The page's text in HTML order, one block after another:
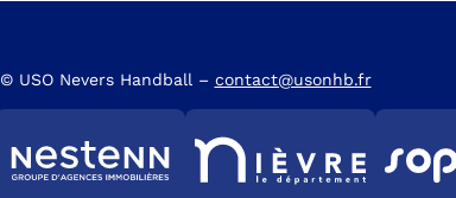
© USO Nevers Handball – contact@usonhb.fr